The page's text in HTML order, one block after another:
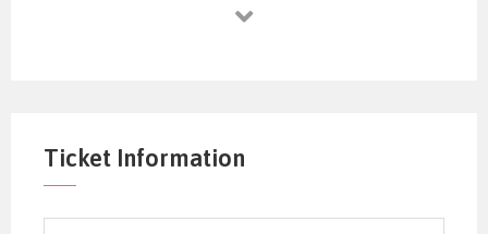
Ticket Information